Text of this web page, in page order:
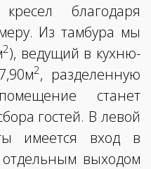
благодаря
Из тамбура мы
2), ведущий в кухню-
2, разделенную
станет
гостей. В левой
имеется вход в
выходом